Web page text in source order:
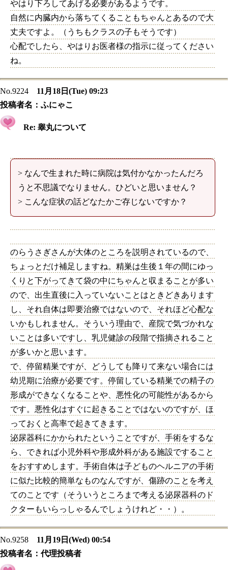
やはり下ろしてあげる必要があるようです。
自然に内臓内から落ちてくることもちゃんとあるので大
丈夫ですよ。（うちもクラスの子もそうです）
心配でしたら、やはりお医者様の指示に従ってください
ね。
No.9224
11月18日(Tue) 09:23
投稿者名： ふにゃこ
Re: 睾丸について
> なんで生まれた時に病院は気付かなかったんだろ
うと不思議でなりません。ひどいと思いません？
> こんな症状の話どなたかご存じないですか？
のらうさぎさんが大体のところを説明されているので、
ちょっとだけ補足しますね。精巣は生後１年の間にゆっ
くりと下がってきて袋の中にちゃんと収まることが多い
ので、出生直後に入っていないことはときどきあります
し、それ自体は即要治療ではないので、それほど心配な
いかもしれません。そういう理由で、産院で気づかれな
いことは多いですし、乳児健診の段階で指摘されること
が多いかと思います。
で、停留精巣ですが、どうしても降りて来ない場合には
幼児期に治療が必要です。停留している精巣での精子の
形成ができなくなることや、悪性化の可能性があるから
です。悪性化はすぐに起きることではないのですが、ほ
っておくと高率で起きてきます。
泌尿器科にかかられたということですが、手術をするな
ら、できれば小児外科や形成外科がある施設ですること
をおすすめします。手術自体は子どものヘルニアの手術
に似た比較的簡単なものなんですが、傷跡のことを考え
てのことです（そういうところまで考える泌尿器科のド
クターもいらっしゃるんでしょうけれど・・）。
No.9258
11月19日(Wed) 00:54
投稿者名：代理投稿者